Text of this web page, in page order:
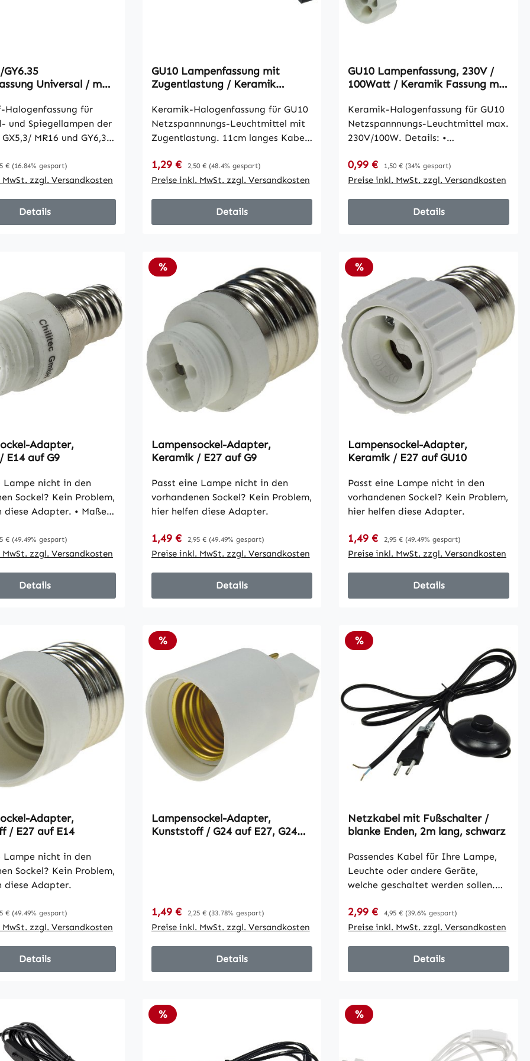
GY6.35
Universal / max
Halogenfassung für
und Spiegellampen der
MR16 und GY6,35.
Preis:
€ (16.84% gespart)
zzgl. Versandkosten
Details
GU10 Lampenfassung mit
Zugentlastung / Keramik
Keramik-Halogenfassung für GU10
Netzspannnungs-Leuchtmittel mit
Zugentlastung. 11cm langes Kabel,
Verkaufspreis:
1,29 € Regulärer Preis:
2,50 € (48.4% gespart)
Preise inkl. MwSt. zzgl. Versandkosten
Details
GU10 Lampenfassung, 230V /
100Watt / Keramik Fassung mit
Keramik-Halogenfassung für GU10
Netzspannnungs-Leuchtmittel max.
230V/100W. Details: •
Leitungslänge ca. je 110mm •
Thermostabile Leitung, T180°C •
Schraubenlöcher Ø3,6mm • Maße
der Fassung: ØxH 27,6 x15,6mm
Verkaufspreis:
0,99 € Regulärer Preis:
1,50 € (34% gespart)
Preise inkl. MwSt. zzgl. Versandkosten
Details
Adapter,
E14 auf G9
Lampe nicht in den
Sockel? Kein Problem,
diese Adapter. • Maße:
Preis:
€ (49.49% gespart)
zzgl. Versandkosten
Details
Rabatt
%
Lampensockel-Adapter,
Keramik / E27 auf G9
Passt eine Lampe nicht in den
vorhandenen Sockel? Kein Problem,
hier helfen diese Adapter.
Verkaufspreis:
1,49 € Regulärer Preis:
2,95 € (49.49% gespart)
Preise inkl. MwSt. zzgl. Versandkosten
Details
Rabatt
%
Lampensockel-Adapter,
Keramik / E27 auf GU10
Passt eine Lampe nicht in den
vorhandenen Sockel? Kein Problem,
hier helfen diese Adapter.
Verkaufspreis:
1,49 € Regulärer Preis:
2,95 € (49.49% gespart)
Preise inkl. MwSt. zzgl. Versandkosten
Details
Adapter,
/ E27 auf E14
Lampe nicht in den
Sockel? Kein Problem,
diese Adapter.
Preis:
€ (49.49% gespart)
zzgl. Versandkosten
Details
Rabatt
%
Lampensockel-Adapter,
Kunststoff / G24 auf E27, G24
Verkaufspreis:
1,49 € Regulärer Preis:
2,25 € (33.78% gespart)
Preise inkl. MwSt. zzgl. Versandkosten
Details
Rabatt
%
Netzkabel mit Fußschalter /
blanke Enden, 2m lang, schwarz
Passendes Kabel für Ihre Lampe,
Leuchte oder andere Geräte,
welche geschaltet werden sollen.
Hängelampen oder Wandleuchten.
• gesamt 2m lang • ca.1m vom
Schalter zu den blanken Enden • 2x
0,75mm³ mit Eurostecker
Verkaufspreis:
2,99 € Regulärer Preis:
4,95 € (39.6% gespart)
Preise inkl. MwSt. zzgl. Versandkosten
Details
Rabatt
% Rabatt
%